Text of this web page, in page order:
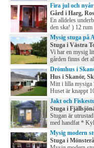
Fira jul och
Gård i Harg,
En alldeles
den ska! ) 12 rum
Mysig stuga på
Stuga i Västra
Vi har en mysig
gården finns det
Drömhus i
Hus i Skanör,
Mitt i lilla mysiga
Huset är knappt
Jakt och
Stuga i
Stugan är
med handfat *
Mysig modern
Stuga i